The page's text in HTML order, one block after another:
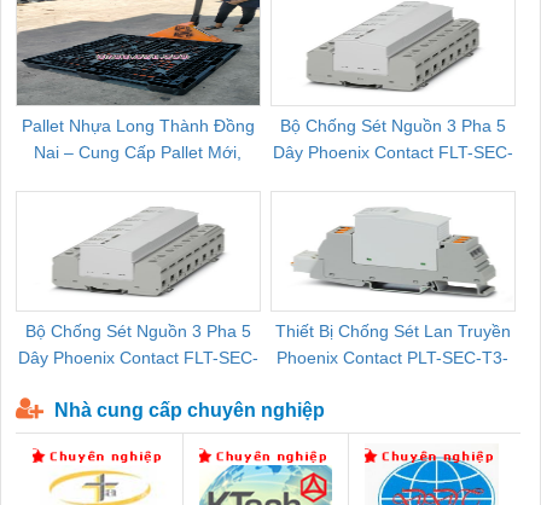
Pallet Nhựa Long Thành Đồng
Nai – Cung Cấp Pallet Mới,
Bộ Chống Sét Nguồn 3 Pha 5
Dây Phoenix Contact FLT-SEC-
Bộ Chống Sét Nguồn 3 Pha 5
Dây Phoenix Contact FLT-SEC-
Thiết Bị Chống Sét Lan Truyền
Phoenix Contact PLT-SEC-T3-
Nhà cung cấp chuyên nghiệp